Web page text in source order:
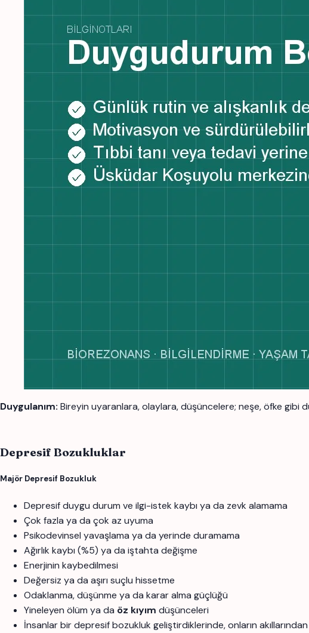
Duygulanım: Bireyin uyaranlara, olaylara, düşüncelere; neşe, öfke gibi
Depresif Bozukluklar
Majör Depresif Bozukluk
Depresif duygu durum ve ilgi-istek kaybı ya da zevk alamama
Çok fazla ya da çok az uyuma
Psikodevinsel yavaşlama ya da yerinde duramama
Ağırlık kaybı (%5) ya da iştahta değişme
Enerjinin kaybedilmesi
Değersiz ya da aşırı suçlu hissetme
Odaklanma, düşünme ya da karar alma güçlüğü
Yineleyen ölüm ya da öz kıyım düşünceleri
İnsanlar bir depresif bozukluk geliştirdiklerinde, onların